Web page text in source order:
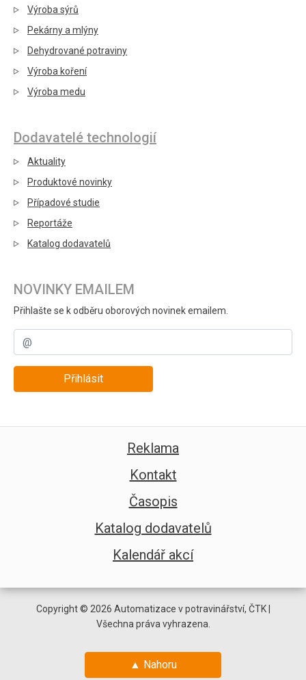
Výroba sýrů
Pekárny a mlýny
Dehydrované potraviny
Výroba koření
Výroba medu
Dodavatelé technologií
Aktuality
Produktové novinky
Případové studie
Reportáže
Katalog dodavatelů
NOVINKY EMAILEM
Přihlašte se k odběru oborových novinek emailem.
Přihlásit
Reklama
Kontakt
Časopis
Katalog dodavatelů
Kalendář akcí
Copyright © 2026 Automatizace v potravinářství, ČTK |
Všechna práva vyhrazena.
▲ Nahoru